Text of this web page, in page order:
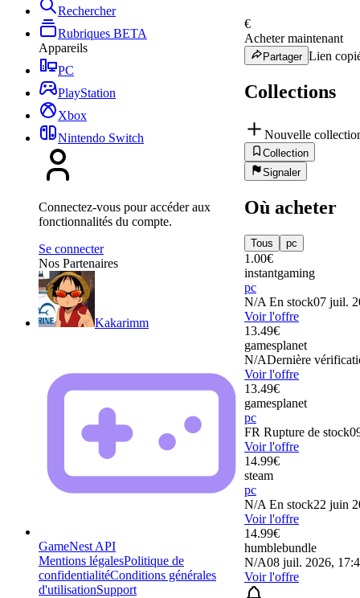
Rechercher
Rubriques BETA
Appareils
PC
PlayStation
Xbox
Nintendo Switch
Connectez-vous pour accéder aux
fonctionnalités du compte.
Se connecter
Nos Partenaires
Kakarimm
GameNest API
Mentions légalesPolitique de
confidentialitéConditions générales
d'utilisationSupport
€
Acheter maintenant
Partager Lien
Collections
Nouvelle
Collection
Signaler
Où acheter
Tous pc
1.00€
instantgaming
pc
N/A En stock07 juil.
Voir l'offre
13.49€
gamesplanet
N/ADernière
Voir l'offre
13.49€
gamesplanet
pc
FR Rupture de stock
Voir l'offre
14.99€
steam
pc
N/A En stock22 juin
Voir l'offre
14.99€
humblebundle
N/A08 juil. 2026,
Voir l'offre